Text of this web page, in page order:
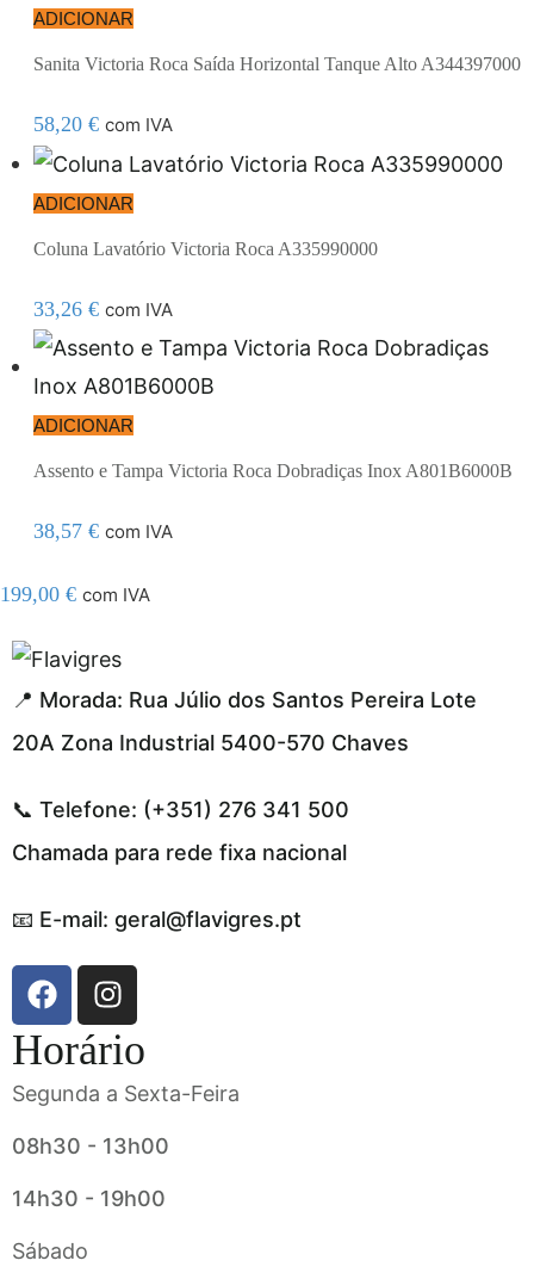
ADICIONAR
Sanita Victoria Roca Saída Horizontal Tanque Alto A344397000
58,20 € com IVA
ADICIONAR
Coluna Lavatório Victoria Roca A335990000
33,26 € com IVA
ADICIONAR
Assento e Tampa Victoria Roca Dobradiças Inox A801B6000B
38,57 € com IVA
199,00 € com IVA
resmi adresi
📍 Morada: Rua Júlio dos Santos Pereira Lote
20A Zona Industrial 5400-570 Chaves
📞 Telefone: (+351) 276 341 500
Chamada para rede fixa nacional
📧 E-mail: geral@flavigres.pt
Horário
Segunda a Sexta-Feira
08h30 - 13h00
14h30 - 19h00
Sábado